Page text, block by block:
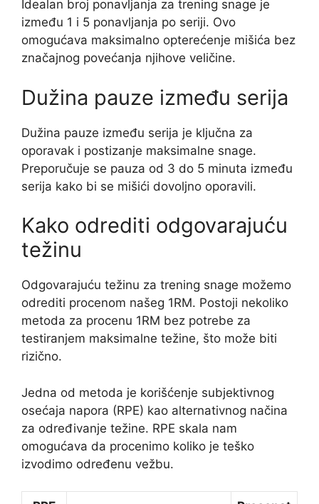
Idealan broj ponavljanja za trening snage je
između 1 i 5 ponavljanja po seriji. Ovo
omogućava maksimalno opterećenje mišića bez
značajnog povećanja njihove veličine.
Dužina pauze između serija
Dužina pauze između serija je ključna za
oporavak i postizanje maksimalne snage.
Preporučuje se pauza od 3 do 5 minuta između
serija kako bi se mišići dovoljno oporavili.
Kako odrediti odgovarajuću
težinu
Odgovarajuću težinu za trening snage možemo
odrediti procenom našeg 1RM. Postoji nekoliko
metoda za procenu 1RM bez potrebe za
testiranjem maksimalne težine, što može biti
rizično.
Jedna od metoda je korišćenje subjektivnog
osećaja napora (RPE) kao alternativnog načina
za određivanje težine. RPE skala nam
omogućava da procenimo koliko je teško
izvodimo određenu vežbu.